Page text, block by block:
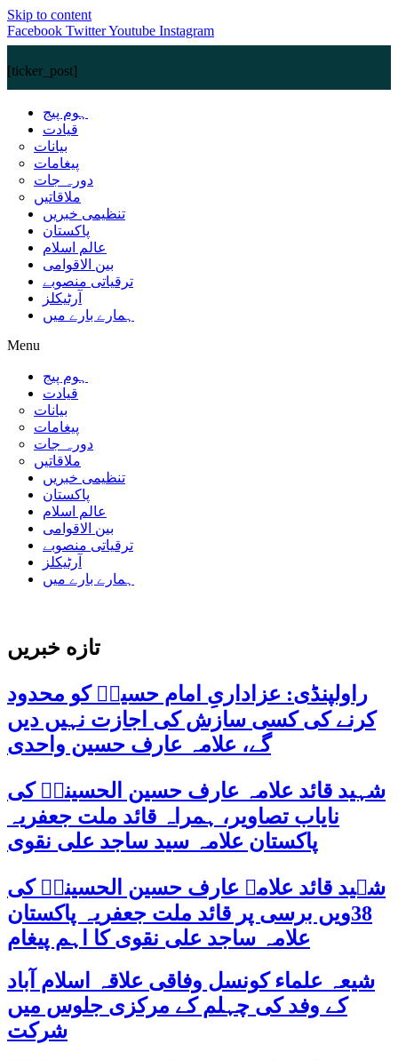
Skip to content
Facebook TwitterYoutube Instagram
[ticker_post]
ہوم پیج
قیادت
بیانات
پیغامات
دورہ جات
ملاقاتیں
تنظیمی خبریں
پاکستان
عالم اسلام
بین الاقوامی
ترقیاتی منصوبے
آرٹیکلز
ہمارے بارے میں
Menu
ہوم پیج
قیادت
بیانات
پیغامات
دورہ جات
ملاقاتیں
تنظیمی خبریں
پاکستان
عالم اسلام
بین الاقوامی
ترقیاتی منصوبے
آرٹیکلز
ہمارے بارے میں
تازه خبریں
راولپنڈی: عزاداریِ امام حسینؑ کو محدود
کرنے کی کسی سازش کی اجازت نہیں دیں
گے، علامہ عارف حسین واحدی
شہید قائد علامہ عارف حسین الحسینیؒ کی
نایاب تصاویر، ہمراہ قائد ملت جعفریہ
پاکستان علامہ سید ساجد علی نقوی
شہید قائد علامہ عارف حسین الحسینیؒ کی
38ویں برسی پر قائد ملت جعفریہ پاکستان
علامہ ساجد علی نقوی کا اہم پیغام
شیعہ علماء کونسل وفاقی علاقہ اسلام آباد
کے وفد کی چہلم کے مرکزی جلوس میں
شرکت